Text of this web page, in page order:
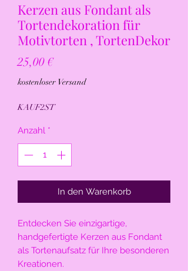
Kerzen aus Fondant als
Tortendekoration für
Motivtorten , TortenDekor
25,00 €Preis
kostenloser Versand
KAUF2ST
Anzahl *
In den Warenkorb
Entdecken Sie einzigartige,
handgefertigte Kerzen aus Fondant
als Tortenaufsatz für Ihre besonderen
Kreationen.